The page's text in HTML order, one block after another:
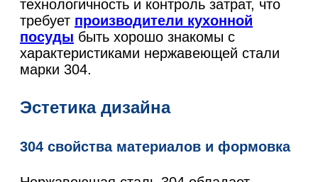
технологичность и контроль затрат, что
требует производители кухонной
посуды быть хорошо знакомы с
характеристиками нержавеющей стали
марки 304.
Эстетика дизайна
304 свойства материалов и формовка